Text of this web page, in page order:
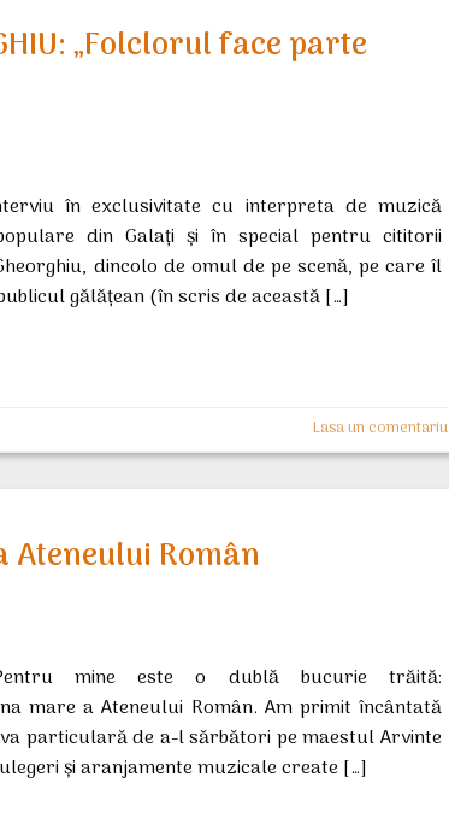
„Folclorul face parte
în exclusivitate cu interpreta de muzică
din Galaţi şi în special pentru cititorii
dincolo de omul de pe scenă, pe care îl
gălăţean (în scris de această […]
Lasa un comentariu
Ateneului Român
mine este o dublă bucurie trăită:
mare a Ateneului Român. Am primit încântată
particulară de a-l sărbători pe maestul Arvinte
şi aranjamente muzicale create […]